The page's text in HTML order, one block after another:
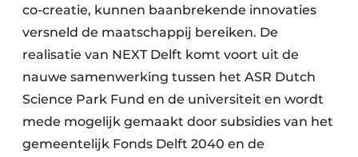
co-creatie, kunnen baanbrekende innovaties
versneld de maatschappij bereiken. De
realisatie van NEXT Delft komt voort uit de
nauwe samenwerking tussen het ASR Dutch
Science Park Fund en de universiteit en wordt
mede mogelijk gemaakt door subsidies van het
gemeentelijk Fonds Delft 2040 en de